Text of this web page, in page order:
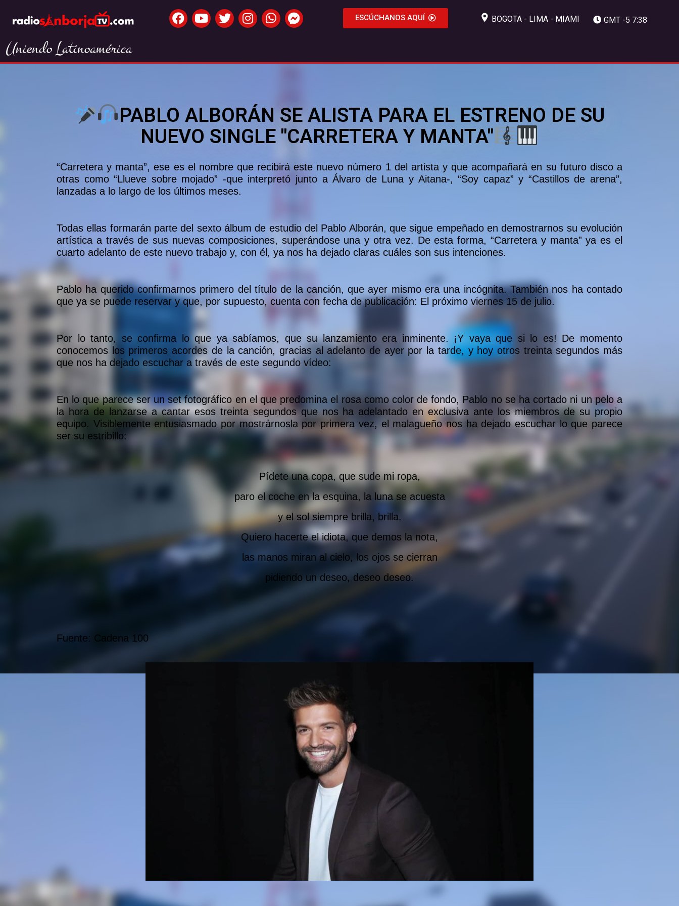
ESCÚCHANOS AQUÍ BOGOTA - LIMA - MIAMI GMT -5 7:38
Uniendo Latinoamérica
PABLO ALBORÁN SE ALISTA PARA EL ESTRENO DE SU
NUEVO SINGLE "CARRETERA Y MANTA"
“Carretera y manta”, ese es el nombre que recibirá este nuevo número 1 del artista y que acompañará en su futuro disco a
otras como “Llueve sobre mojado” -que interpretó junto a Álvaro de Luna y Aitana-, “Soy capaz” y “Castillos de arena”,
lanzadas a lo largo de los últimos meses.
Todas ellas formarán parte del sexto álbum de estudio del Pablo Alborán, que sigue empeñado en demostrarnos su evolución
artística a través de sus nuevas composiciones, superándose una y otra vez. De esta forma, “Carretera y manta” ya es el
cuarto adelanto de este nuevo trabajo y, con él, ya nos ha dejado claras cuáles son sus intenciones.
Pablo ha querido confirmarnos primero del título de la canción, que ayer mismo era una incógnita. También nos ha contado
que ya se puede reservar y que, por supuesto, cuenta con fecha de publicación: El próximo viernes 15 de julio.
Por lo tanto, se confirma lo que ya sabíamos, que su lanzamiento era inminente. ¡Y vaya que si lo es! De momento
conocemos los primeros acordes de la canción, gracias al adelanto de ayer por la tarde, y hoy otros treinta segundos más
que nos ha dejado escuchar a través de este segundo vídeo:
En lo que parece ser un set fotográfico en el que predomina el rosa como color de fondo, Pablo no se ha cortado ni un pelo a
la hora de lanzarse a cantar esos treinta segundos que nos ha adelantado en exclusiva ante los miembros de su propio
equipo. Visiblemente entusiasmado por mostrárnosla por primera vez, el malagueño nos ha dejado escuchar lo que parece
ser su estribillo:
Pídete una copa, que sude mi ropa,
paro el coche en la esquina, la luna se acuesta
y el sol siempre brilla, brilla.
Quiero hacerte el idiota, que demos la nota,
las manos miran al cielo, los ojos se cierran
pidiendo un deseo, deseo deseo.
Fuente: Cadena 100